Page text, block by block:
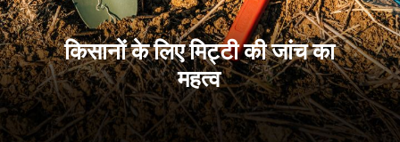
किसानों के लिए मिट्टी की जांच का
महत्व